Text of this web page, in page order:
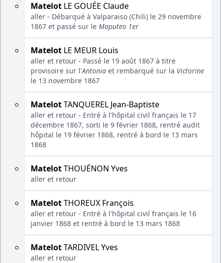
Matelot LE GOUÉE Claude
aller - Débarqué à Valparaiso (Chili) le 29 novembre
1867 et passé sur le Maputeo 1er
Matelot LE MEUR Louis
aller et retour - Passé le 19 août 1867 à titre
provisoire sur l'Antonia et rembarqué sur la Victorine
le 13 novembre 1867
MatelotTANQUEREL Jean-Baptiste
aller et retour - Entré à l'hôpital civil français le 17
décembre 1867, sorti le 9 février 1868, rentré audit
hôpital le 19 février 1868, rentré à bord le 13 mars
1868
MatelotTHOUÉNON Yves
aller et retour
MatelotTHOREUX François
aller et retour - Entré à l'hôpital civil français le 16
janvier 1868 et rentré à bord le 13 mars 1868
MatelotTARDIVEL Yves
aller et retour